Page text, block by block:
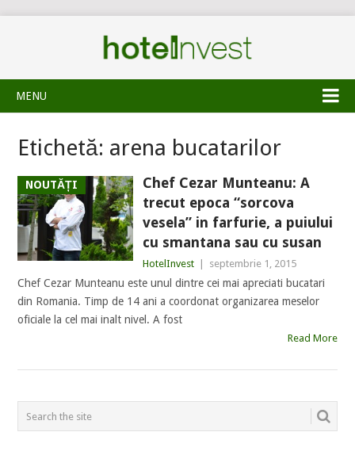
MENU
Etichetă: arena bucatarilor
NOUTĂȚI
Chef Cezar Munteanu: A
trecut epoca “sorcova
vesela” in farfurie, a puiului
cu smantana sau cu susan
HotelInvest septembrie 1, 2015
Chef Cezar Munteanu este unul dintre cei mai apreciati bucatari
din Romania. Timp de 14 ani a coordonat organizarea meselor
oficiale la cel mai inalt nivel. A fost
Read More
POSTS
NAVIGATION